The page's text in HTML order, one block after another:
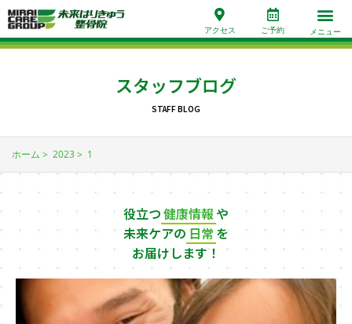
アクセス ご予約 メニュー
スタッフブログ
STAFF BLOG
ホーム 2023 1
役立つ健康情報や
未来ケアの日常 を
お届けします！